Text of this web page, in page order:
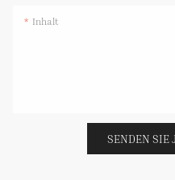
Inhalt
SENDEN SIE